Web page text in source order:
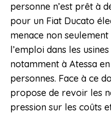
personne n’est prêt à
pour un Fiat Ducato
menace non
l’emploi dans les
notamment à Atessa
personnes. Face à ce
propose de revoir les
pression sur les coûts